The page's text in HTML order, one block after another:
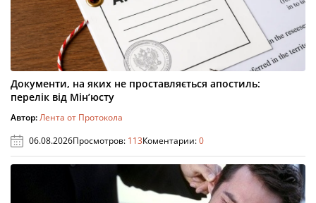
Документи, на яких не проставляється апостиль:
перелік від Мін’юсту
Автор:Лента от Протокола
06.08.2026Просмотров: 113Коментарии:0